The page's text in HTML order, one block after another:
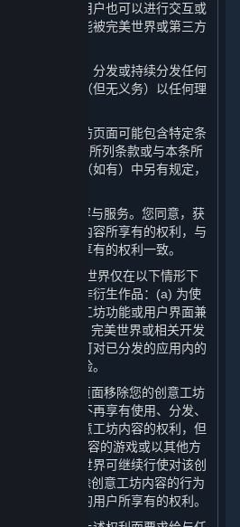
意工坊内容，用户也可以进行交互或
工坊内容也可能被完美世界或第三方
并无义务使用、分发或持续分发任何
完美世界有权（但无义务）以任何理
程序或创意工坊页面可能包含特定条
”），以补充本条所列条款或与本条所
程序特定条款（如有）中另有规定，
蒸汽平台的内容与服务。您同意，获
对您创意工坊内容所享有的权利，与
内容与服务所享有的权利一致。
的许可，完美世界仅在以下情形下
进行修改或创作衍生作品：(a) 为使
汽平台及创意工坊功能或用户界面兼
修改；以及 (b) 完美世界或相关开发
当的情况下，可对已分发的应用内的
增强游戏体验。
相关创意工坊页面移除您的创意工坊
，完美世界将不再享有使用、分发、
公开表演该创意工坊内容的权利，但
该创意工坊内容的游戏或以其他方
坊内容，完美世界可继续行使对该创
并且 (b) 您移除创意工坊内容的行为
工坊内容副本的用户所享有的权利。